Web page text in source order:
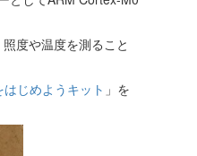
度や温度を測ること
じめようキット 」を